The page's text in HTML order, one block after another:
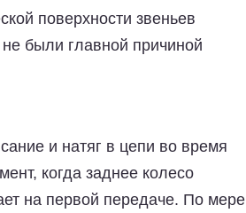
поверхности звеньев
были главной причиной
и натяг в цепи во время
когда заднее колесо
на первой передаче. По мере